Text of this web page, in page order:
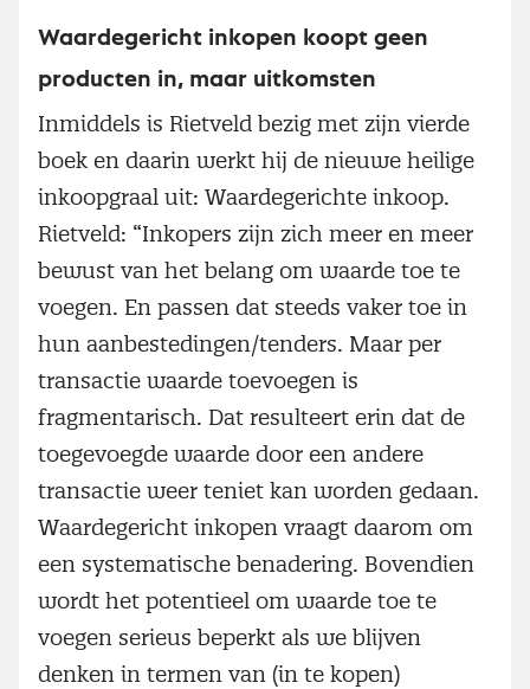
Waardegericht inkopen koopt geen
producten in, maar uitkomsten
Inmiddels is Rietveld bezig met zijn vierde
boek en daarin werkt hij de nieuwe heilige
inkoopgraal uit: Waardegerichte inkoop.
Rietveld: “Inkopers zijn zich meer en meer
bewust van het belang om waarde toe te
voegen. En passen dat steeds vaker toe in
hun aanbestedingen/tenders. Maar per
transactie waarde toevoegen is
fragmentarisch. Dat resulteert erin dat de
toegevoegde waarde door een andere
transactie weer teniet kan worden gedaan.
Waardegericht inkopen vraagt daarom om
een systematische benadering. Bovendien
wordt het potentieel om waarde toe te
voegen serieus beperkt als we blijven
denken in termen van (in te kopen)